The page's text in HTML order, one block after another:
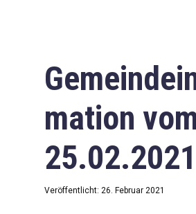
Downloads
Impressum
Datenschutzerklärung
mation
25.02.2021
Veröffentlicht: 26. Februar 2021